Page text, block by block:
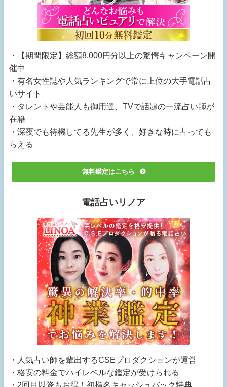
・【期間限定】総額8,000円分以上の驚愕キャンペーン開
催中
・有名女性誌や人気ランキングで常に上位の大手電話占
いサイト
・タレントや芸能人も御用達、TVで話題の一流占い師が
在籍
・深夜でも待機してる先生が多く、好きな時に占っても
らえる
無料鑑定はこちら
電話占いリノア
・人気占い師を輩出するCSEプロダクションが運営
・格安の料金でハイレベルな鑑定が受けられる
・2回目以降もお得！初指名キャッシュバック特典